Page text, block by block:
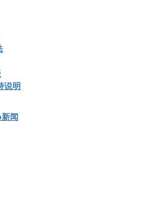
说明
闻